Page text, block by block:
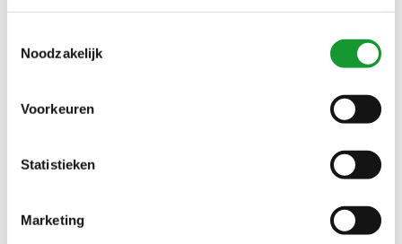
Noodzakelijk
Voorkeuren
Statistieken
Marketing
FRED PERRY PLAIN POLO